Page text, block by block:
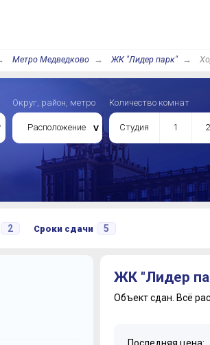
Метро Медведково ЖК "Лидер парк"
Округ, район, метро
Расположение
Количество комнат
Студия 1 2
2 Сроки сдачи 5
ЖК "Лидер
Объект сдан. Всё